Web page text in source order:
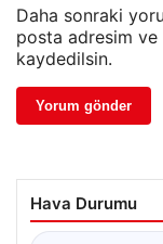
Daha sonraki
posta adresim ve
kaydedilsin.
Hava Durumu